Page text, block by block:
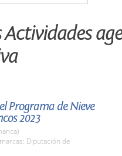
Programa de Nieve
2023
Diputación de